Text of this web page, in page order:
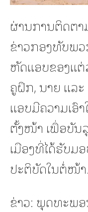
ຜ່ານການຕິດຕາ
ຂ່າວກອງທັບພວ
ຫັດແອບຂອງແຕ່
ຄູຝຶກ, ນາຍ ແລ
ແອບມີຄວາມເອົ
ຕັ້ງໜ້າ ເພື່ອບັນ
ເມືອງທີ່ໄດ້ຮັບມ
ປະຕິບັດໃນຕໍ່ໜ້າ.
ຂ່າວ: ພຸດທະພ